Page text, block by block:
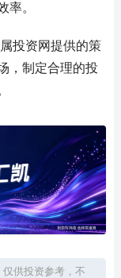
率。
投资网提供的策
，制定合理的投
供投资参考，不